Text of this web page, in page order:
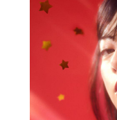
PODCAST
BLOG